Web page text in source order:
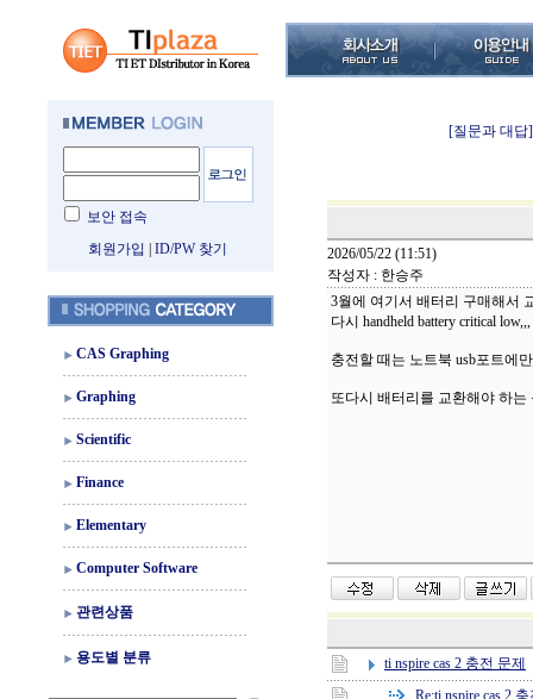
보안 접속
회원가입
ID/PW 찾기
CAS Graphing
Graphing
Scientific
Finance
Elementary
Computer Software
관련상품
용도별 분류
[질문과 대답]
2026/05/22 (11:51)
작성자 : 한승주
3월에 여기서 배터리 구매해서
다시 handheld battery critical
충전할 때는 노트북 usb포트에
또다시 배터리를 교환해야 하는
ti nspire cas 2 충전 문제
Re:ti nspire cas 2